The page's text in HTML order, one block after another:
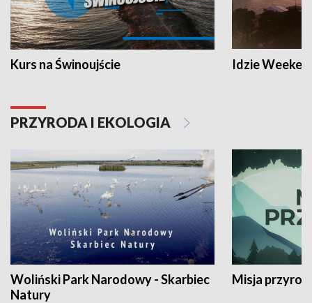
Kurs na Świnoujście Idzie
PRZYRODA I EKOLOGIA
Woliński Park Narodowy - Skarbiec
Natury
Misja